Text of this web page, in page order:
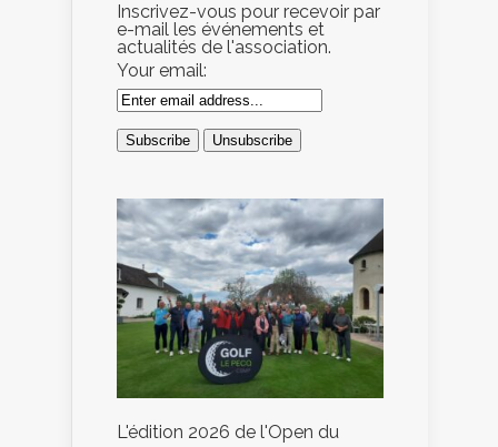
Inscrivez-vous pour recevoir par
e-mail les événements et
actualités de l'association.
Your email:
L'édition 2026 de l'Open du